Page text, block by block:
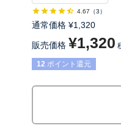
4.67 （3）
通常価格 ¥1,320
販売価格 ¥1,320
12 ポイント還元